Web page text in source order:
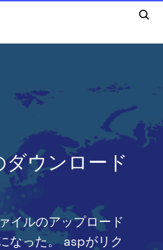
ウンロード
イルのアップロード
なった。 aspがリク